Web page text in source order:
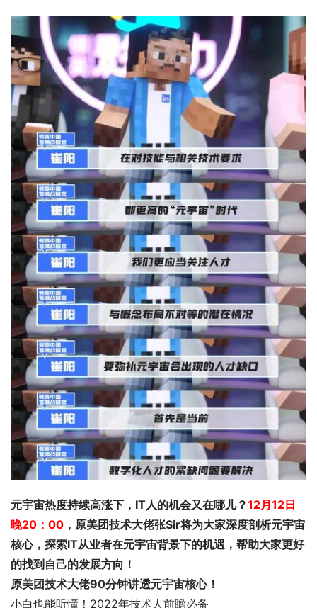
元宇宙热度持续高涨下，IT人的机会又在哪儿？12月12日
晚20：00 ， 原美团技术大佬张Sir将为大家深度剖析元宇宙
核心，探索IT从业者在元宇宙背景下的机遇，帮助大家更好
的找到自己的发展方向！
原美团技术大佬90分钟讲透元宇宙核心！
小白也能听懂！2022年技术人前瞻必备